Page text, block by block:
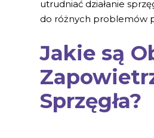
utrudniać działanie
do różnych problemów
Jakie są
Sprzęgła?